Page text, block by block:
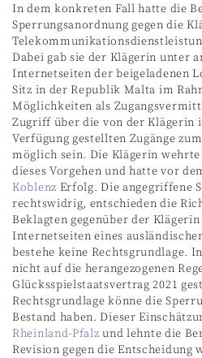
In dem konkreten Fall hatte die
Sperrungsanordnung gegen die
Dabei gab sie der Klägerin unter
Internetseiten der beigeladenen
Sitz in der Republik Malta im
Möglichkeiten als
Zugriff über die von der Klägerin
Verfügung gestellten Zugänge
möglich sein. Die Klägerin
dieses Vorgehen und hatte vor
Koblenz Erfolg. Die angegriffene
rechtswidrig, entschieden die
Beklagten gegenüber der
Internetseiten eines
bestehe keine Rechtsgrundlage.
nicht auf die herangezogenen
Glücksspielstaatsvertrag 2021
Rechtsgrundlage könne die
Bestand haben. Dieser
Rheinland-Pfalz und lehnte die
Revision gegen die Entscheidung